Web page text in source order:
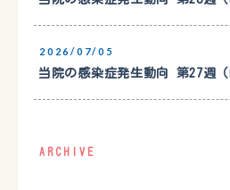
2026/07/05
当院の感染症発生動向 第27週
ARCHIVE